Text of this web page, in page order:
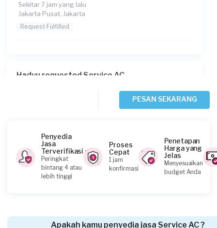
Sekitar 7 jam yang lalu
Jakarta Pusat, Jakarta
Request Fulfilled
Hadyu requested Service AC
Emir requested Service AC
Sekitar 7 jam yang lalu
Jakarta Timur, Jakarta
PESAN SEKARANG
Penyedia
Jasa
Terverifikasi
Peringkat
bintang 4 atau
lebih tinggi
Proses
Cepat
1 jam
konfirmasi
Penetapan
Harga yang
Jelas
Menyesuaikan
budget Anda
Apakah kamu penyedia jasa Service AC ?